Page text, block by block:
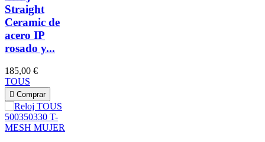
Straight
Ceramic de
acero IP
rosado y...
185,00 €
TOUS
 Comprar